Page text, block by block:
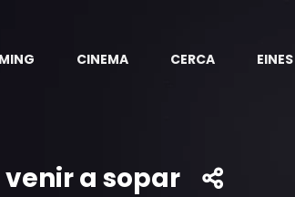
CINEMA CERCA EINES
a sopar